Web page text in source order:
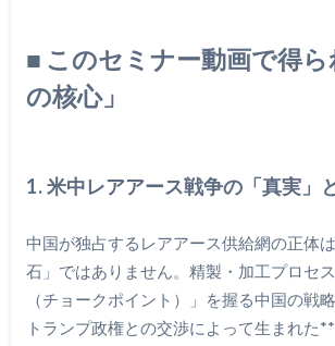
■ このセミナー動画で得
の核心」
1. 米中レアアース戦争の「真実」
中国が独占するレアアース供給網の正体
石」ではありません。精製・加工プロセ
（チョークポイント）」を握る中国の戦
トランプ政権との交渉によって生まれた